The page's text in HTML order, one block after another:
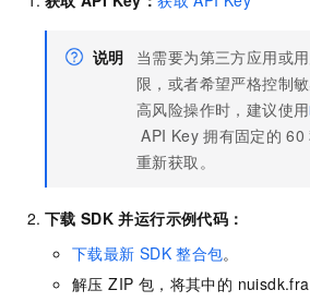
说明
当需要为第三方应用或
限，或者希望严格控制
高风险操作时，建议使用
API Key 拥有固定的 60
重新获取。
下载 SDK 并运行示例代码：
下载最新 SDK 整合包。
解压 ZIP 包，将其中的